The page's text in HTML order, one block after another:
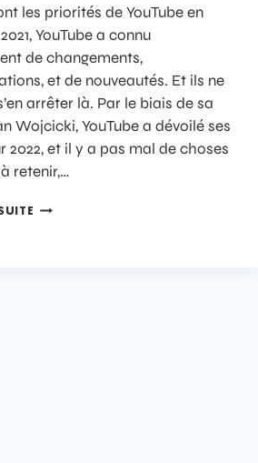
les priorités de YouTube en
YouTube a connu
de changements,
et de nouveautés. Et ils ne
arrêter là. Par le biais de sa
Wojcicki, YouTube a dévoilé ses
2022, et il y a pas mal de choses
retenir,…